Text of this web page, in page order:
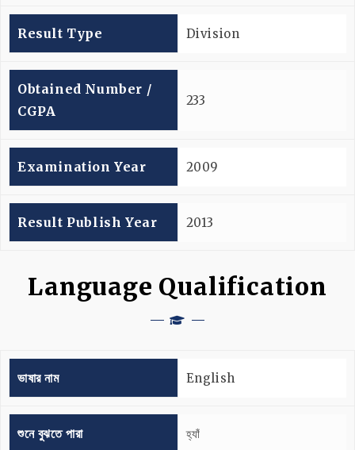
Result Type Division
Obtained Number /
CGPA
233
Examination Year 2009
Result Publish Year 2013
Language Qualification
ভাষার নাম English
শুনে বুঝতে পারা হ্যাঁ